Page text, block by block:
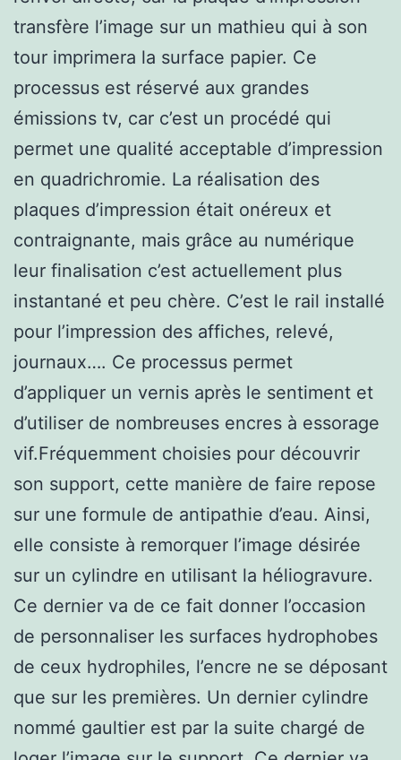
transfère l’image sur un mathieu qui à son
tour imprimera la surface papier. Ce
processus est réservé aux grandes
émissions tv, car c’est un procédé qui
permet une qualité acceptable d’impression
en quadrichromie. La réalisation des
plaques d’impression était onéreux et
contraignante, mais grâce au numérique
leur finalisation c’est actuellement plus
instantané et peu chère. C’est le rail installé
pour l’impression des affiches, relevé,
journaux…. Ce processus permet
d’appliquer un vernis après le sentiment et
d’utiliser de nombreuses encres à essorage
vif.Fréquemment choisies pour découvrir
son support, cette manière de faire repose
sur une formule de antipathie d’eau. Ainsi,
elle consiste à remorquer l’image désirée
sur un cylindre en utilisant la héliogravure.
Ce dernier va de ce fait donner l’occasion
de personnaliser les surfaces hydrophobes
de ceux hydrophiles, l’encre ne se déposant
que sur les premières. Un dernier cylindre
nommé gaultier est par la suite chargé de